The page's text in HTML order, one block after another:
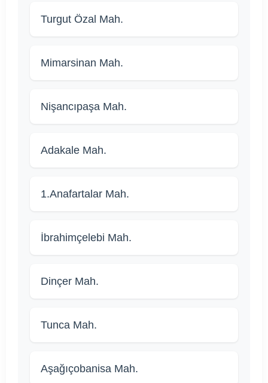
Turgut Özal Mah.
Mimarsinan Mah.
Nişancıpaşa Mah.
Adakale Mah.
1.Anafartalar Mah.
İbrahimçelebi Mah.
Dinçer Mah.
Tunca Mah.
Aşağıçobanisa Mah.